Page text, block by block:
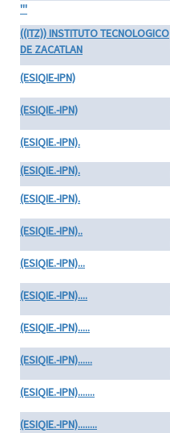
'''
((ITZ)) INSTITUTO TECNOLOGICO
DE ZACATLAN
(ESIQIE-IPN)
(ESIQIE.-IPN)
(ESIQIE.-IPN).
(ESIQIE.-IPN).
(ESIQIE.-IPN).
(ESIQIE.-IPN)..
(ESIQIE.-IPN)...
(ESIQIE.-IPN)....
(ESIQIE.-IPN).....
(ESIQIE.-IPN)......
(ESIQIE.-IPN).......
(ESIQIE.-IPN)........